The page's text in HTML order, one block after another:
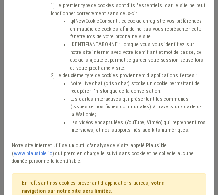
Trouver un contenu
Etudes et chiffres Enquête Aide sociale
Etudes et chiffres
Filtrer cette requête avec des mots-clés
1) Le premier type de cookies sont dits "essentiels" car le site ne peut
fonctionner correctement sans ceux-ci:
tplNewCookieConsent : ce cookie enregistre vos préférences
en matière de cookies afin de ne pas vous représenter cette
fenêtre lors de votre prochaine visite.
IDENTIFIANTABONNE : lorsque vous vous identifiez sur
notre site internet avec votre identifiant et mot de passe, ce
cookie s'ajoute et permet de garder votre session active lors
de votre prochaine visite.
2) Le deuxième type de cookies proviennent d'applications tierces :
Notre live chat (crisp.chat) stocke un cookie permettant de
récupérer l'historique de la conversation;
Les cartes interactives qui présentent les communes
(issues de nos fiches communales) à travers une carte de
la Wallonie;
Les vidéos encapsulées (YouTube, Viméo) qui reprennent nos
interviews, et nos supports liés aux kits numériques.
Notre site internet utilise un outil d'analyse de visite appelé Plausible
(www.plausible.io) qui prend en charge le suivi sans cookie et ne collecte aucune
donnée personnelle identifiable.
En refusant nos cookies provenant d'applications tierces, votre
navigation sur notre site sera limitée.